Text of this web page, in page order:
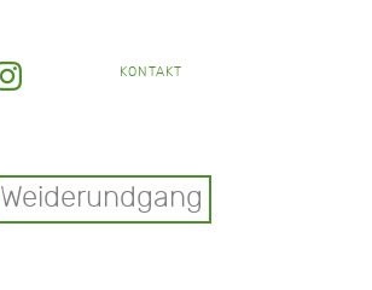
KONTAKT
Weiderundgang